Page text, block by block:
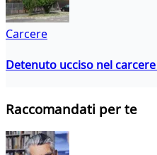
Carcere
Detenuto ucciso nel
Raccomandati per te